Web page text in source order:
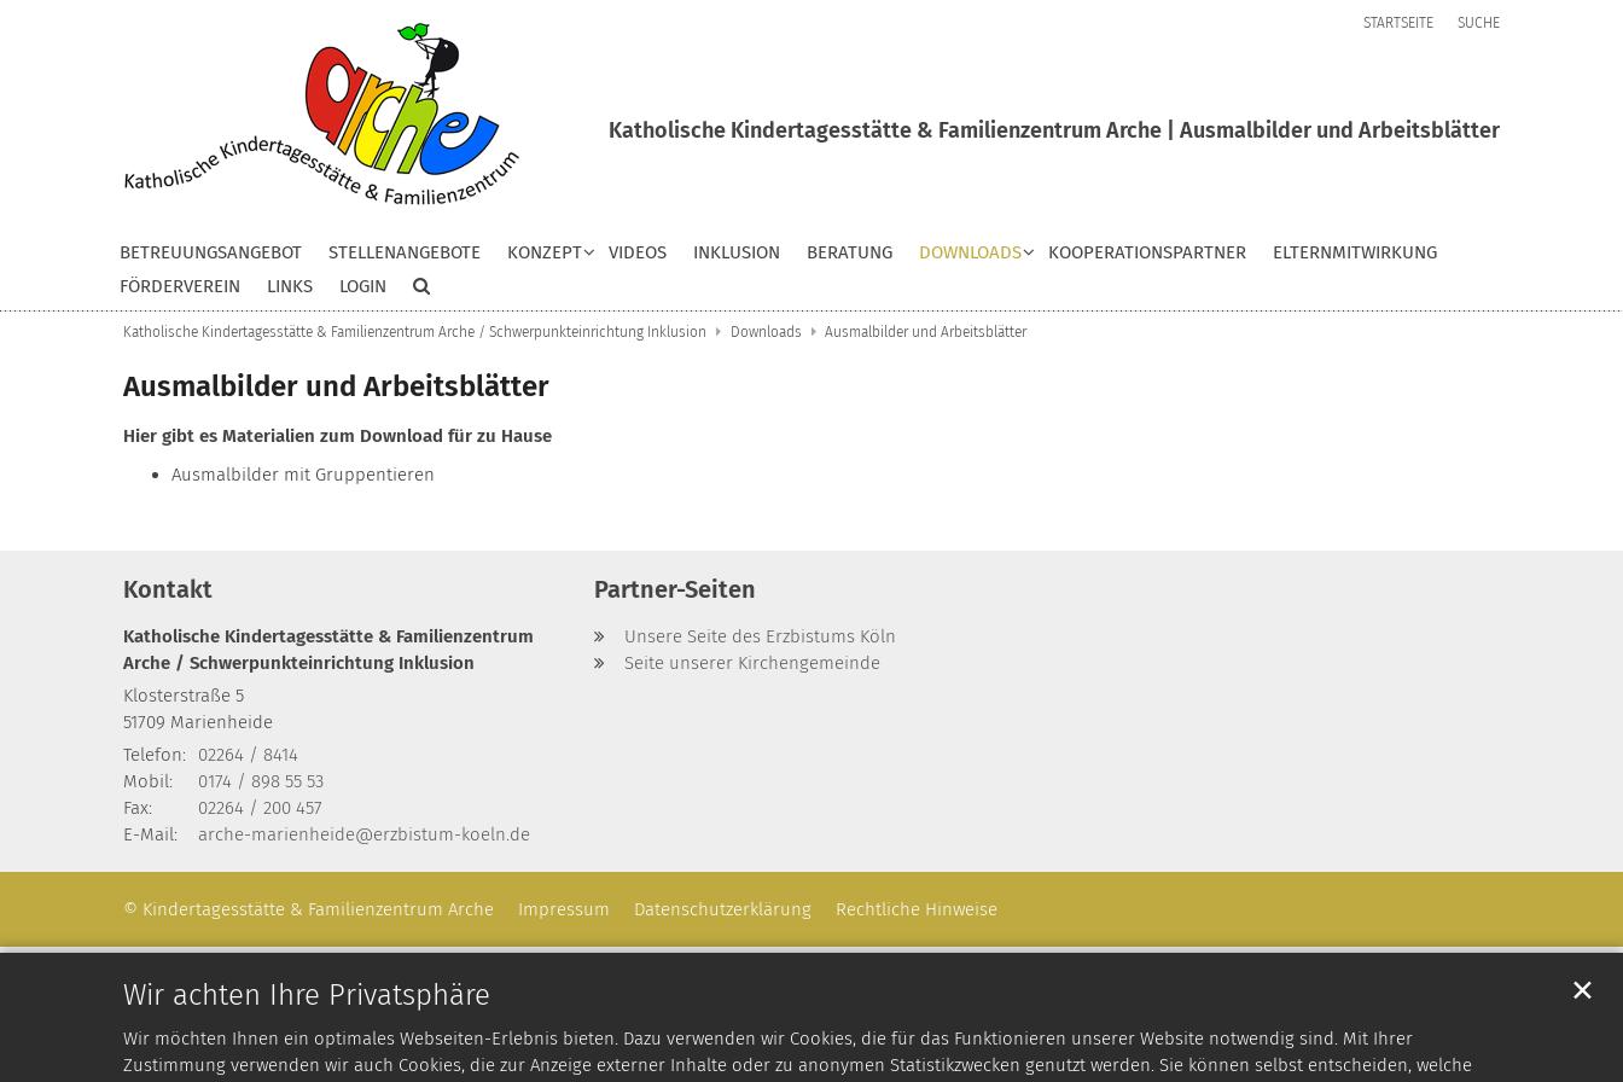
Wir achten Ihre Privatsphäre
Wir möchten Ihnen ein optimales Webseiten-Erlebnis bieten. Dazu verwenden wir Cookies, die für das Funktionieren unserer Website notwendig sind. Mit Ihrer
Zustimmung verwenden wir auch Cookies, die zur Anzeige externer Inhalte oder zu anonymen Statistikzwecken genutzt werden. Sie können selbst entscheiden, welche
✕
STARTSEITE SUCHE
Katholische Kindertagesstätte & Familienzentrum Arche | Ausmalbilder und Arbeitsblätter
BETREUUNGSANGEBOT STELLENANGEBOTE KONZEPT VIDEOS INKLUSION BERATUNG DOWNLOADS KOOPERATIONSPARTNER
ELTERNMITWIRKUNG
FÖRDERVEREIN
LINKS LOGIN
Katholische Kindertagesstätte & Familienzentrum Arche / Schwerpunkteinrichtung Inklusion Downloads Ausmalbilder und Arbeitsblätter
Ausmalbilder und Arbeitsblätter
Hier gibt es Materialien zum Download für zu Hause
Ausmalbilder mit Gruppentieren
Kontakt
Katholische Kindertagesstätte & Familienzentrum
Arche / Schwerpunkteinrichtung Inklusion
Klosterstraße 5
51709 Marienheide
Telefon:
02264 / 8414
Mobil:
0174 / 898 55 53
Fax:
02264 / 200 457
E-Mail:
arche-marienheide@erzbistum-koeln.de
Partner-Seiten
Unsere Seite des Erzbistums Köln
Seite unserer Kirchengemeinde
© Kindertagesstätte & Familienzentrum Arche Impressum Datenschutzerklärung Rechtliche Hinweise